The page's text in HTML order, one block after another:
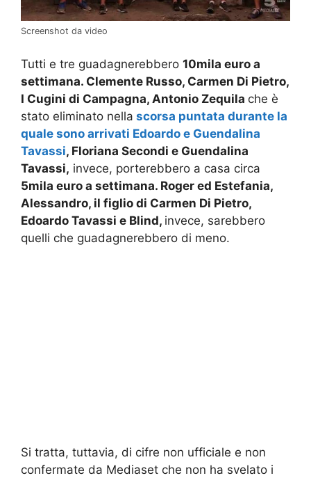
Screenshot da video
Tutti e tre guadagnerebbero 10mila euro a
settimana. Clemente Russo, Carmen Di Pietro,
I Cugini di Campagna, Antonio Zequila che è
stato eliminato nella scorsa puntata durante la
quale sono arrivati Edoardo e Guendalina
Tavassi, Floriana Secondi e Guendalina
Tavassi, invece, porterebbero a casa circa
5mila euro a settimana. Roger ed Estefania,
Alessandro, il figlio di Carmen Di Pietro,
Edoardo Tavassi e Blind, invece, sarebbero
quelli che guadagnerebbero di meno.
Si tratta, tuttavia, di cifre non ufficiale e non
confermate da Mediaset che non ha svelato i